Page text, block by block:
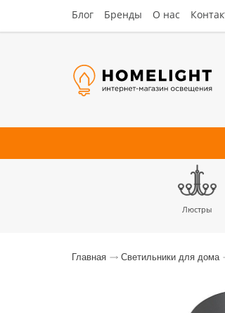
Блог Бренды О нас
Люстры
Главная Светильники для дома